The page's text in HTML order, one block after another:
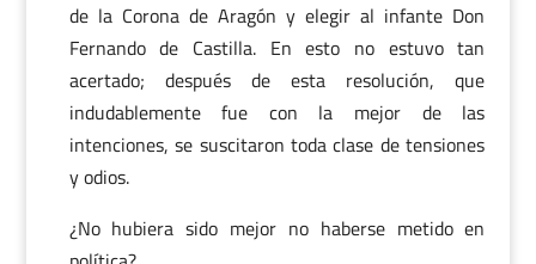
de la Corona de Aragón y elegir al infante Don
Fernando de Castilla. En esto no estuvo tan
acertado; después de esta resolución, que
indudablemente fue con la mejor de las
intenciones, se suscitaron toda clase de tensiones
y odios.
¿No hubiera sido mejor no haberse metido en